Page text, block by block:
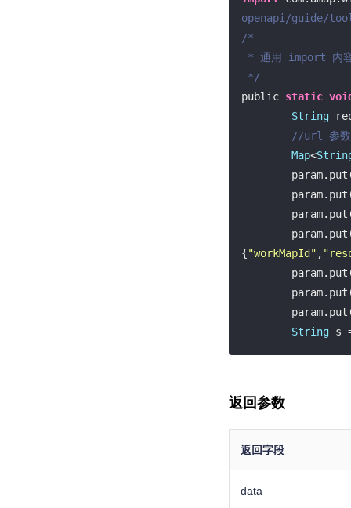
openapi/guide/
/*
*/
public static
String
//url 参数
Map<
{"workMapId" ,
String s
返回参数
返回字段
data